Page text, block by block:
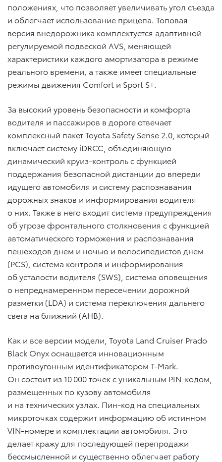
положениях, что позволяет увеличивать угол съезда
и облегчает использование прицепа. Топовая
версия внедорожника комплектуется адаптивной
регулируемой подвеской AVS, меняющей
характеристики каждого амортизатора в режиме
реального времени, а также имеет специальные
режимы движения Comfort и Sport S+.
За высокий уровень безопасности и комфорта
водителя и пассажиров в дороге отвечает
комплексный пакет Toyota Safety Sense 2.0, который
включает систему iDRCC, объединяющую
динамический круиз-контроль с функцией
поддержания безопасной дистанции до впереди
идущего автомобиля и систему распознавания
дорожных знаков и информирования водителя
о них. Также в него входит система предупреждения
об угрозе фронтального столкновения с функцией
автоматического торможения и распознавания
пешеходов днем и ночью и велосипедистов днем
(PCS), система контроля и информирования
об усталости водителя (SWS), система оповещения
о непреднамеренном пересечении дорожной
разметки (LDA) и система переключения дальнего
света на ближний (AHB).
Как и все версии модели, Toyota Land Cruiser Prado
Black Onyx оснащается инновационным
противоугонным идентификатором T-Mark.
Он состоит из 10 000 точек с уникальным PIN-кодом,
размещенных по кузову автомобиля
и на технических узлах. Пин-код на специальных
микроточках содержит информацию об истинном
VIN-номере и комплектации автомобиля. Это
делает кражу для последующей перепродажи
бессмысленной и существенно облегчает работу